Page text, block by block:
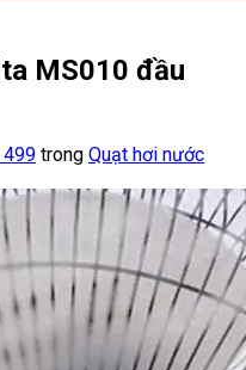
MS010 đầu
trong Quạt hơi nước